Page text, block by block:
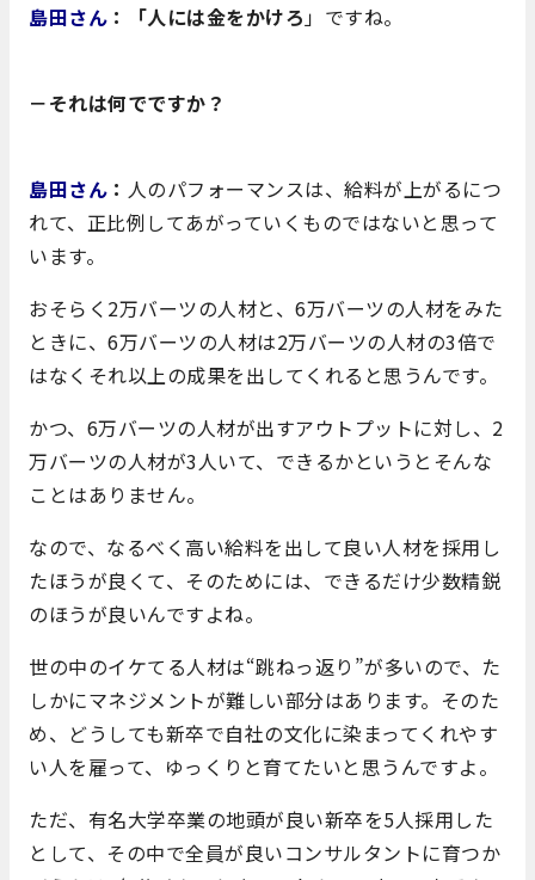
島田さん ：「人には金をかけろ 」ですね。
－それは何でですか？
島田さん ： 人のパフォーマンスは、給料が上がるにつ
れて、正比例してあがっていくものではないと思って
います。
おそらく2万バーツの人材と、6万バーツの人材をみた
ときに、6万バーツの人材は2万バーツの人材の3倍で
はなくそれ以上の成果を出してくれると思うんです。
かつ、6万バーツの人材が出すアウトプットに対し、2
万バーツの人材が3人いて、できるかというとそんな
ことはありません。
なので、なるべく高い給料を出して良い人材を採用し
たほうが良くて、そのためには、できるだけ少数精鋭
のほうが良いんですよね。
世の中のイケてる人材は“跳ねっ返り”が多いので、た
しかにマネジメントが難しい部分はあります。そのた
め、どうしても新卒で自社の文化に染まってくれやす
い人を雇って、ゆっくりと育てたいと思うんですよ。
ただ、有名大学卒業の地頭が良い新卒を5人採用した
として、その中で全員が良いコンサルタントに育つか